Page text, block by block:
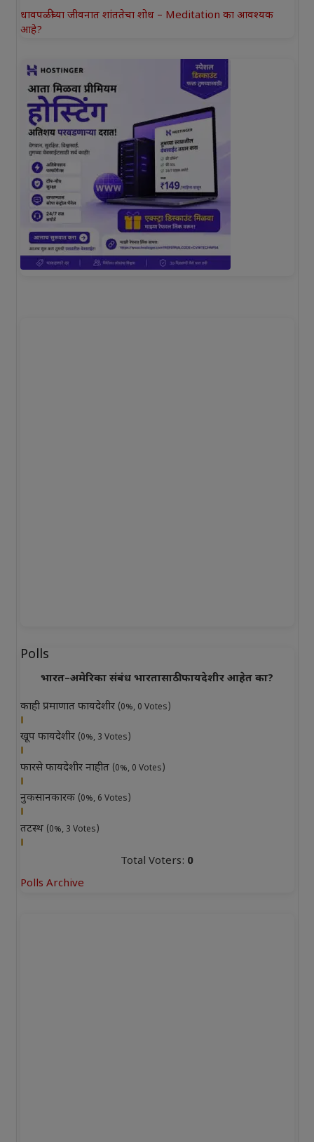
धावपळीच्या जीवनात शांततेचा शोध – Meditation का आवश्यक
आहे?
Polls
भारत–अमेरिका संबंध भारतासाठी फायदेशीर आहेत का?
काही प्रमाणात फायदेशीर (0%, 0 Votes)
खूप फायदेशीर (0%, 3 Votes)
फारसे फायदेशीर नाहीत (0%, 0 Votes)
नुकसानकारक (0%, 6 Votes)
तटस्थ (0%, 3 Votes)
Total Voters: 0
Polls Archive